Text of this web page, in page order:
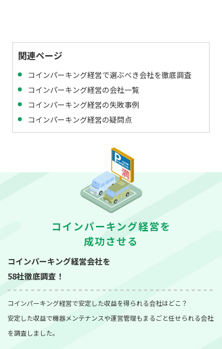
関連ページ
コインパーキング経営で選ぶべき会社を徹底調査
コインパーキング経営の会社一覧
コインパーキング経営の失敗事例
コインパーキング経営の疑問点
コインパーキング経営を
成功させる
コインパーキング経営会社を
58社徹底調査！
コインパーキング経営で安定した収益を得られる会社はどこ？
安定した収益で機器メンテナンスや運営管理もまるごと任せられる会社
を調査しました。